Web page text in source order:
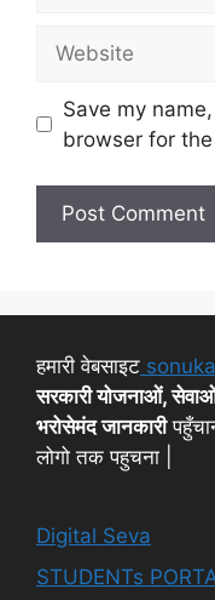
Save my
browser for
हमारी वेबसाइट
सरकारी योजनाओं,
भरोसेमंद जानकारी
लोगो तक पहुचना |
Digital Seva
STUDENTs